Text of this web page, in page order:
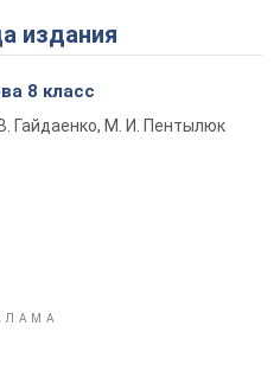
Play Video
издания
8 класс
Гайдаенко, М. И. Пентылюк